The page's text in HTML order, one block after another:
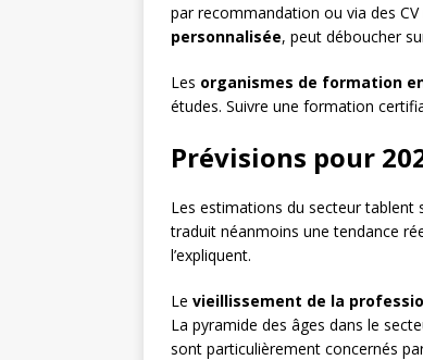
par recommandation ou via des
personnalisée, peut déboucher
Les organismes de formation
études. Suivre une formation
Prévisions pour
Les estimations du secteur tablent
traduit néanmoins une tendance
l’expliquent.
Le vieillissement de la
La pyramide des âges dans le
sont particulièrement concernés